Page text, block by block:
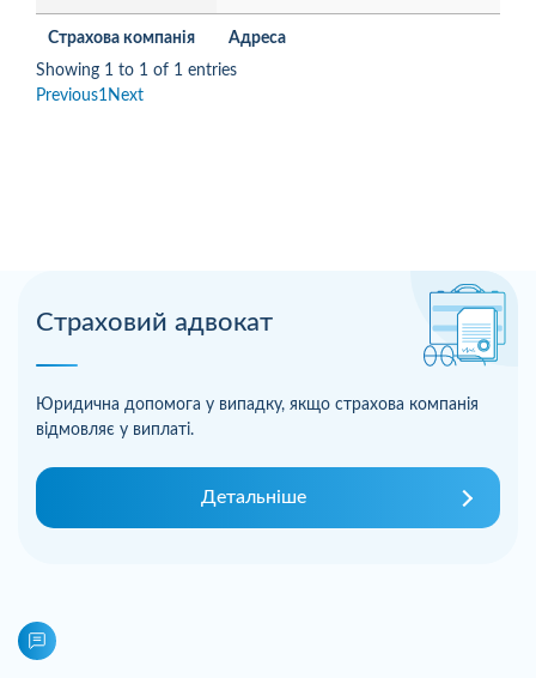
Страховий адвокат
Юридична допомога у випадку, якщо страхова компанія
відмовляє у виплаті.
Детальніше
Страхова компанія Адреса
Showing 1 to 1 of 1 entries
Previous1Next